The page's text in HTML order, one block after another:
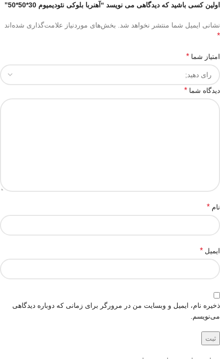
اولین کسی باشید که دیدگاهی می نویسد “آهنربا بلوکی نئودیمیوم 30*50*50”
نشانی ایمیل شما منتشر نخواهد شد. بخش‌های موردنیاز علامت‌گذاری شده‌اند
*
امتیاز شما *
دیدگاه شما *
نام *
ایمیل *
ذخیره نام، ایمیل و وبسایت من در مرورگر برای زمانی که دوباره دیدگاهی
می‌نویسم.